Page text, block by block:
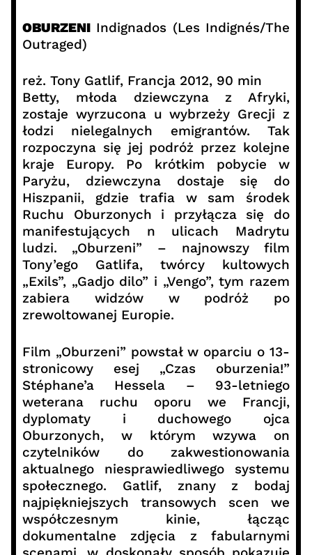
OBURZENIIndignados (Les Indignés/The
Outraged)
reż. Tony Gatlif, Francja 2012, 90 min
Betty, młoda dziewczyna z Afryki,
zostaje wyrzucona u wybrzeży Grecji z
łodzi nielegalnych emigrantów. Tak
rozpoczyna się jej podróż przez kolejne
kraje Europy. Po krótkim pobycie w
Paryżu, dziewczyna dostaje się do
Hiszpanii, gdzie trafia w sam środek
Ruchu Oburzonych i przyłącza się do
manifestujących n ulicach Madrytu
ludzi. „Oburzeni” – najnowszy film
Tony’ego Gatlifa, twórcy kultowych
„Exils”, „Gadjo dilo” i „Vengo”, tym razem
zabiera widzów w podróż po
zrewoltowanej Europie.
Film „Oburzeni” powstał w oparciu o 13-
stronicowy esej „Czas oburzenia!”
Stéphane’a Hessela – 93-letniego
weterana ruchu oporu we Francji,
dyplomaty i duchowego ojca
Oburzonych, w którym wzywa on
czytelników do zakwestionowania
aktualnego niesprawiedliwego systemu
społecznego. Gatlif, znany z bodaj
najpiękniejszych transowych scen we
współczesnym kinie, łącząc
dokumentalne zdjęcia z fabularnymi